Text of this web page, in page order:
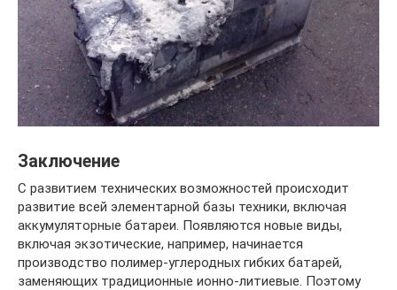
Заключение
С развитием технических возможностей происходит
развитие всей элементарной базы техники, включая
аккумуляторные батареи. Появляются новые виды,
включая экзотические, например, начинается
производство полимер-углеродных гибких батарей,
заменяющих традиционные ионно-литиевые. Поэтому